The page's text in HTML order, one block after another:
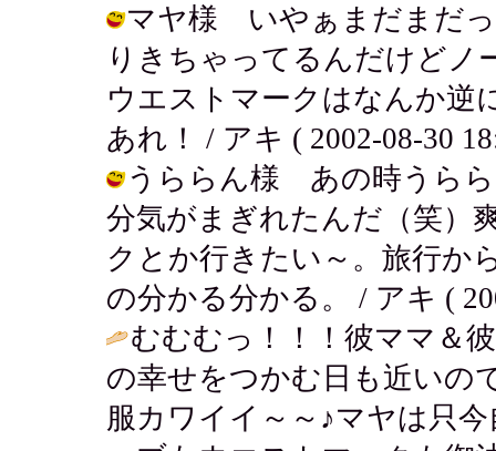
マヤ様 いやぁまだまだっ
りきちゃってるんだけどノ
ウエストマークはなんか逆
あれ！ / アキ ( 2002-08-30
うららん様 あの時うら
分気がまぎれたんだ（笑）
クとか行きたい～。旅行か
の分かる分かる。 / アキ (
むむむっ！！！彼ママ＆
の幸せをつかむ日も近いの
服カワイイ～～♪マヤは只